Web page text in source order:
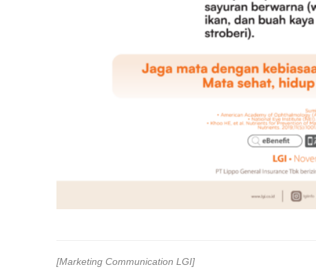
[Marketing Communication LGI]